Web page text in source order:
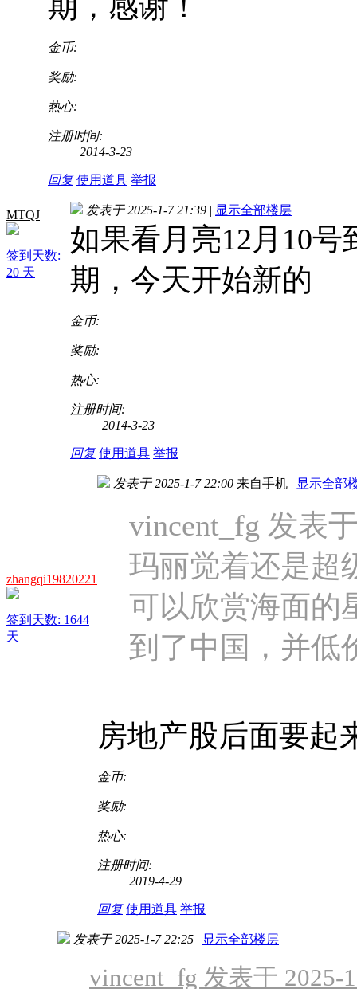
金币:
奖励:
热心:
注册时间:
2014-3-23
回复 使用道具 举报
MTQJ
签到天数:
20 天
发表于 2025-1-7 21:39 | 显示全部楼层
如果看月亮12月10
期，今天开始新的
金币:
奖励:
热心:
注册时间:
2014-3-23
回复 使用道具 举报
zhangqi19820221
签到天数: 1644
天
发表于 2025-1-7 22:00 来自手机 | 显示全部
vincent_fg 发表
玛丽觉着还是超
可以欣赏海面的
到了中国，并低
房地产股后面要起
金币:
奖励:
热心:
注册时间:
2019-4-29
回复 使用道具 举报
发表于 2025-1-7 22:25 | 显示全部楼层
vincent_fg 发表于 2025-